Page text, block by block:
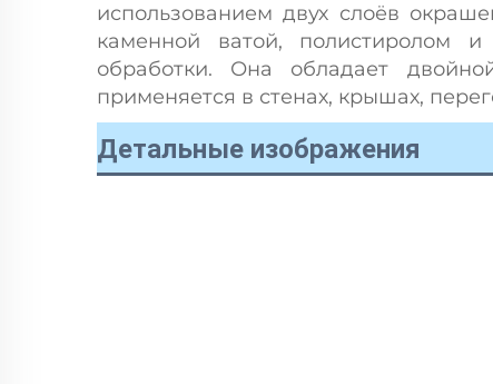
использованием двух слоёв
каменной ватой, полистиролом
обработки. Она обладает
применяется в стенах, крышах,
Детальные изображения